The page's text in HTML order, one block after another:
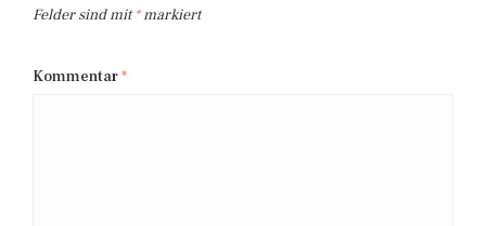
Felder sind mit*markiert
Kommentar*